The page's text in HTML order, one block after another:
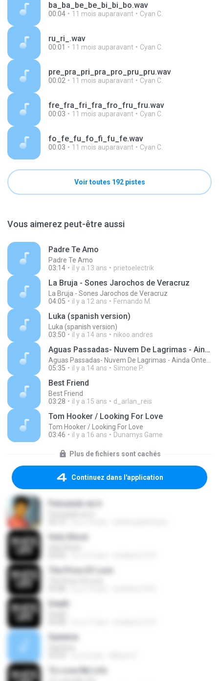
ba_ba_be_be_bi_bi_bo.wav
00:04 11 mois auparavant Cyan C.
ru_ri_.wav
00:01 11 mois auparavant Cyan C.
pre_pra_pri_pra_pro_pru_pru.wav
00:02 11 mois auparavant Cyan C.
fre_fra_fri_fra_fro_fru_fru.wav
00:03 11 mois auparavant Cyan C.
fo_fe_fu_fo_fi_fu_fe.wav
00:03 11 mois auparavant Cyan C.
Voir toutes 192 pistes
Vous aimerez peut-être aussi
Padre Te Amo
Padre Te Amo
03:14
il y a 13 ans prietoelectrik
La Bruja - Sones Jarochos de Veracruz
La Bruja - Sones Jarochos de Veracruz
04:05
il y a 12 ans Fernando M.
Luka (spanish version)
Luka (spanish version)
03:50
il y a 14 ans nikoo.andres
Aguas Passadas- Nuvem De Lagrimas - Ainda Ontem Chorei De Saudade
05:35
il y a 14 ans Simone P.
Best Friend
Best Friend
03:28
il y a 15 ans d_arlan_reis
Tom Hooker / Looking For Love
Tom Hooker / Looking For Love
03:46
il y a 16 ans Dunamys Game
Plus de fichiers sont cachés
Continuez dans l'application
Pensando en ti
Holy Ghost
The Price Of Love
Death
Santeria
To Lose My Life